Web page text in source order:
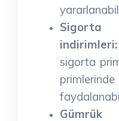
indirimleri:
sigorta